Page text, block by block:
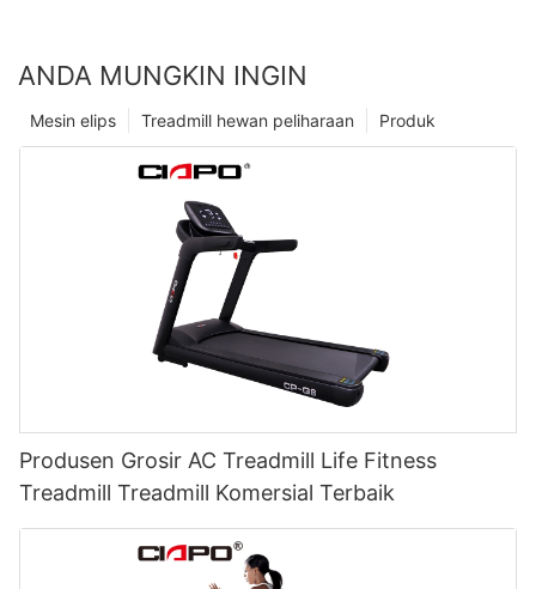
ANDA MUNGKIN INGIN
Produk
Treadmill hewan peliharaan
Mesin elips
Produsen Grosir AC Treadmill Life Fitness
Treadmill Treadmill Komersial Terbaik